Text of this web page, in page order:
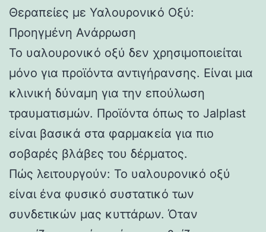
Θεραπείες με Υαλουρονικό Οξύ:
Προηγμένη Ανάρρωση
Το υαλουρονικό οξύ δεν χρησιμοποιείται
μόνο για προϊόντα αντιγήρανσης. Είναι μια
κλινική δύναμη για την επούλωση
τραυματισμών. Προϊόντα όπως το Jalplast
είναι βασικά στα φαρμακεία για πιο
σοβαρές βλάβες του δέρματος.
Πώς λειτουργούν: Το υαλουρονικό οξύ
είναι ένα φυσικό συστατικό των
συνδετικών μας κυττάρων. Όταν